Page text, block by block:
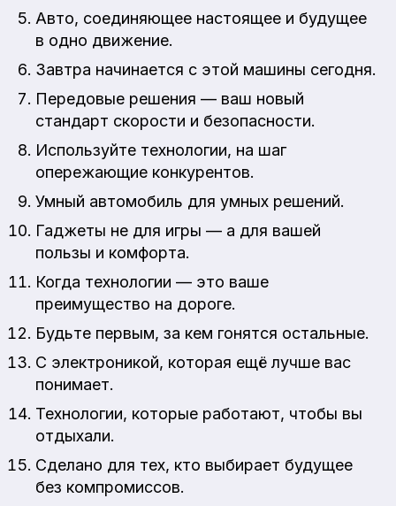
Авто, соединяющее настоящее и будущее
в одно движение.
Завтра начинается с этой машины сегодня.
Передовые решения — ваш новый
стандарт скорости и безопасности.
Используйте технологии, на шаг
опережающие конкурентов.
Умный автомобиль для умных решений.
Гаджеты не для игры — а для вашей
пользы и комфорта.
Когда технологии — это ваше
преимущество на дороге.
Будьте первым, за кем гонятся остальные.
С электроникой, которая ещё лучше вас
понимает.
Технологии, которые работают, чтобы вы
отдыхали.
Сделано для тех, кто выбирает будущее
без компромиссов.